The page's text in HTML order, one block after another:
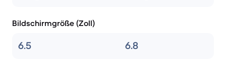
Bildschirmgröße (Zoll)
6.5 6.8